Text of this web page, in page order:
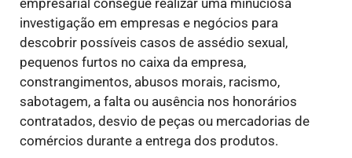
empresarial consegue realizar uma minuciosa
investigação em empresas e negócios para
descobrir possíveis casos de assédio sexual,
pequenos furtos no caixa da empresa,
constrangimentos, abusos morais, racismo,
sabotagem, a falta ou ausência nos honorários
contratados, desvio de peças ou mercadorias de
comércios durante a entrega dos produtos.